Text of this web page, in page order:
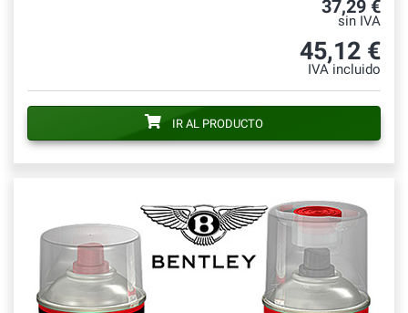
37,29 €
sin IVA
45,12 €
IVA incluido
IR AL PRODUCTO